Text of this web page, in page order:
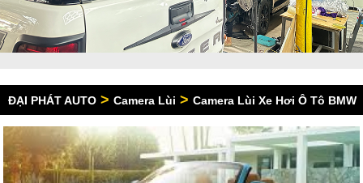
ĐẠI PHÁT AUTO > Camera Lùi > Camera Lùi Xe Hơi Ô Tô BMW